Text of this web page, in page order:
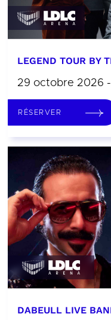
LEGEND TOUR BY
29 octobre 2026
RÉSERVER
DABEULL LIVE